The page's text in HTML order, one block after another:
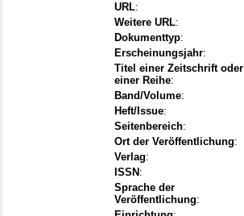
URL:
Weitere URL:
Dokumenttyp:
Erscheinungsjahr:
Titel einer Zeitschrift oder
einer Reihe:
Band/Volume:
Heft/Issue:
Seitenbereich:
Ort der Veröffentlichung:
Verlag:
ISSN :
Sprache der
Veröffentlichung: